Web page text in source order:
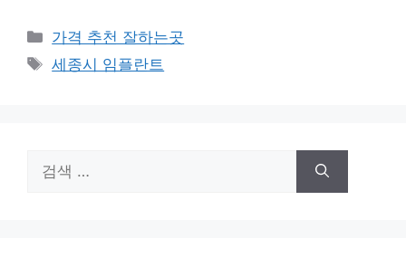
카
테
고
가격 추천 잘하는곳
태
세종시 임플란트
색: